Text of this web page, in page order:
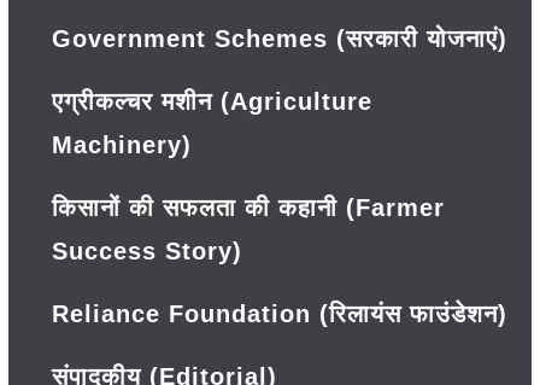
Government Schemes (सरकारी योजनाएं)
एग्रीकल्चर मशीन (Agriculture
Machinery)
किसानों की सफलता की कहानी (Farmer
Success Story)
Reliance Foundation (रिलायंस फाउंडेशन)
संपादकीय (Editorial)